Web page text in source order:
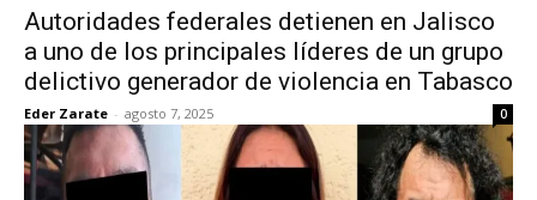
Autoridades federales detienen en Jalisco
a uno de los principales líderes de un grupo
delictivo generador de violencia en Tabasco
Eder Zarate - agosto 7, 2025 0